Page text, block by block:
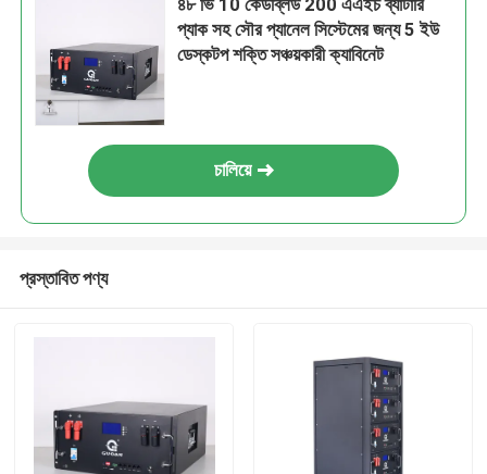
৪৮ ভি 10 কেডব্লিউ 200 এএইচ ব্যাটারি
প্যাক সহ সৌর প্যানেল সিস্টেমের জন্য 5 ইউ
ডেস্কটপ শক্তি সঞ্চয়কারী ক্যাবিনেট
চালিয়ে
প্রস্তাবিত পণ্য